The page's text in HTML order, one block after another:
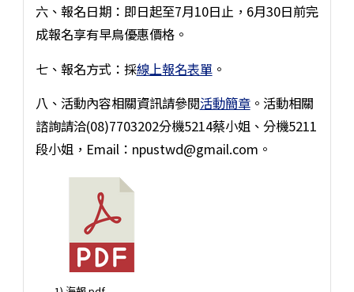
六、報名日期：即日起至7月10日止，6月30日前完
成報名享有早鳥優惠價格。
七、報名方式：採線上報名表單。
八、活動內容相關資訊請參閱活動簡章。活動相關
諮詢請洽(08)7703202分機5214蔡小姐、分機5211
段小姐，Email：npustwd@gmail.com。